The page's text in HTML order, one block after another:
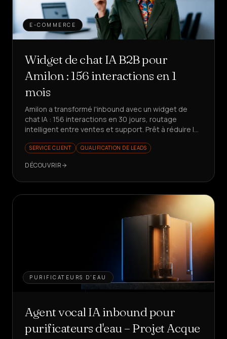
E-COMMERCE
Widget de chat IA B2B pour
Amilon : 156 interactions en 1
mois
Amilon a transformé l'inbound avec un widget de
chat IA : 156 interactions en 30 jours, routage
intelligent entre ventes et support. Prêt à réduire le
SERVICE CLIENT QUALIFICATION DE LEADS
DÉCOUVRIR
PURIFICATEURS D'EAU
Agent vocal IA inbound pour
purificateurs d'eau – Projet Acque